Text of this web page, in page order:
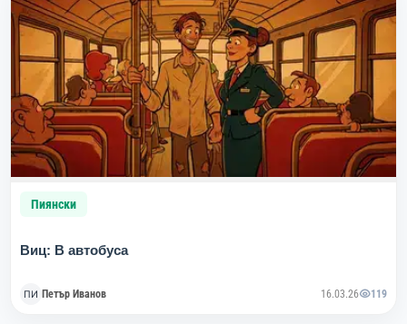
Пиянски
Виц: В автобуса
Петър Иванов 16.03.26 119